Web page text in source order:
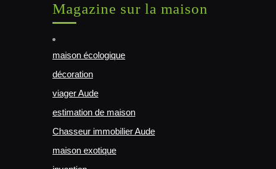
Magazine sur la maison
maison écologique
décoration
viager Aude
estimation de maison
Chasseur immobilier Aude
maison exotique